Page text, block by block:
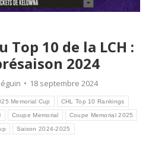
Top 10 de la LCH :
2024
18 septembre 2024
Memorial Cup CHL Top 10 Rankings
Coupe Memorial Coupe Memorial 2025
Saison 2024-2025